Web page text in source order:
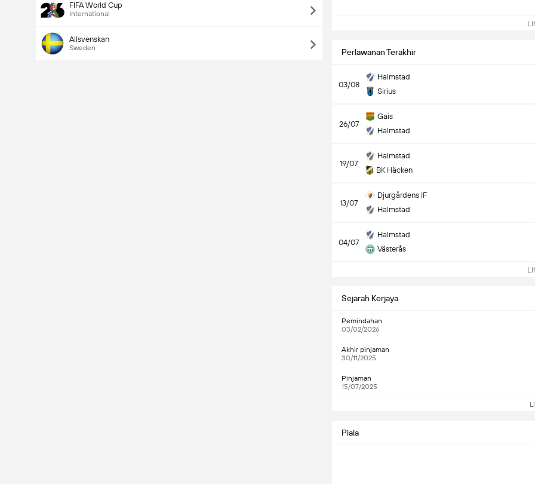
FIFA World Cup
International
Allsvenskan
Sweden Perlawanan Terakhir
03/08
Halmstad
Sirius
26/07
Gais
Halmstad
19/07
Halmstad
BK Häcken
13/07
Djurgårdens IF
Halmstad
04/07
Halmstad
Västerås
Sejarah Kerjaya
Pemindahan
03/02/2026
Akhir pinjaman
30/11/2025
Pinjaman
15/07/2025
Piala